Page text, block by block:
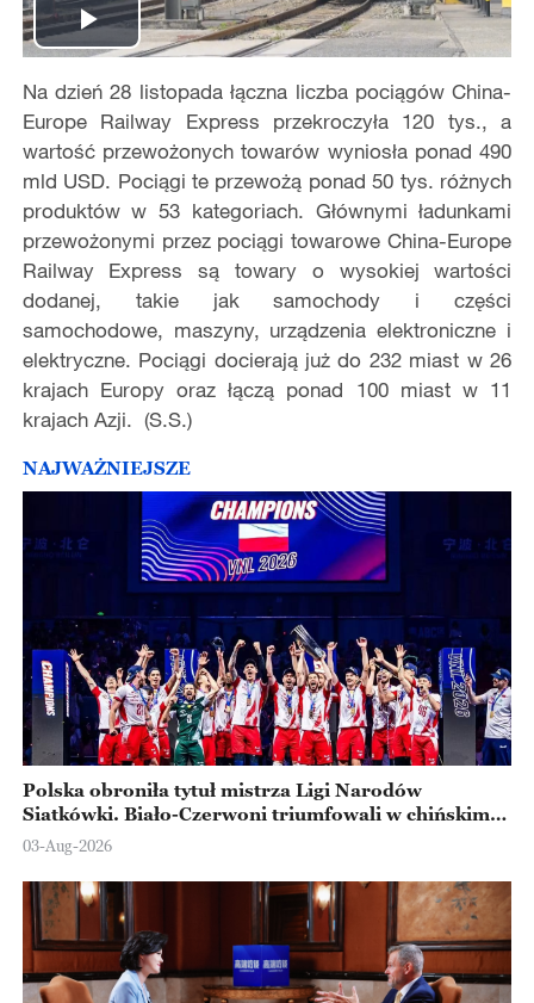
Play
Video
Na dzień 28 listopada łączna liczba pociągów China-
Europe Railway Express przekroczyła 120 tys., a
wartość przewożonych towarów wyniosła ponad 490
mld USD. Pociągi te przewożą ponad 50 tys. różnych
produktów w 53 kategoriach. Głównymi ładunkami
przewożonymi przez pociągi towarowe China-Europe
Railway Express są towary o wysokiej wartości
dodanej, takie jak samochody i części
samochodowe, maszyny, urządzenia elektroniczne i
elektryczne. Pociągi docierają już do 232 miast w 26
krajach Europy oraz łączą ponad 100 miast w 11
krajach Azji. (S.S.)
NAJWAŻNIEJSZE
Polska obroniła tytuł mistrza Ligi Narodów
Siatkówki. Biało-Czerwoni triumfowali w chińskim
Ningbo
03-Aug-2026